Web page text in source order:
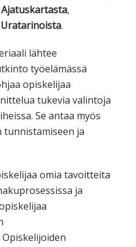
Ajatuskartasta,
Uratarinoista.
lähtee
työelämässä
opiskelijaa
tukevia valintoja
Se antaa myös
tunnistamiseen ja
omia tavoitteita
ja